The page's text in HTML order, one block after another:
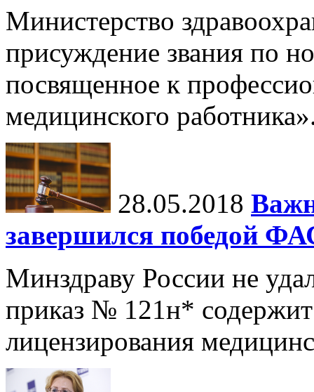
Министерство
присуждение звания по
посвященное к
медицинского
28.05.2018
завершился победой
Минздраву России не
приказ № 121н*
лицензирования